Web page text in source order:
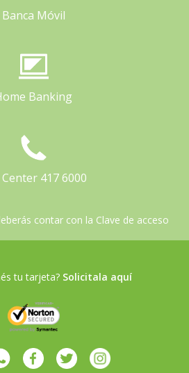
Banca Móvil
Banking
417 6000
contar con la Clave de acceso
tu tarjeta? Solicitala aquí